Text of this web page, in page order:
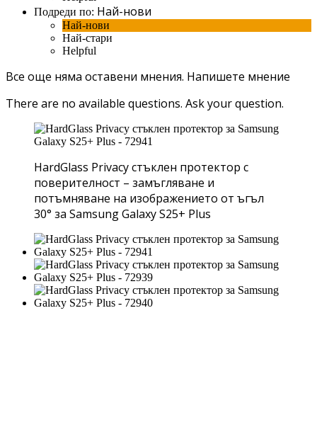
Подреди по: Най-нови
Най-нови
Най-стари
Helpful
Все още няма оставени мнения. Напишете мнение
There are no available questions. Ask your question.
HardGlass Privacy стъклен протектор с
поверителност – замъгляване и
потъмняване на изображението от ъгъл
30° за Samsung Galaxy S25+ Plus